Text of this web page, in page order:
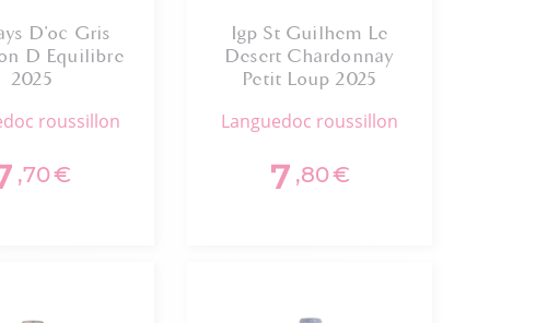
D'oc Gris
D Equilibre
2025
roussillon
,70€
Igp St Guilhem Le
Desert Chardonnay
Petit Loup 2025
languedoc roussillon
7 ,80€